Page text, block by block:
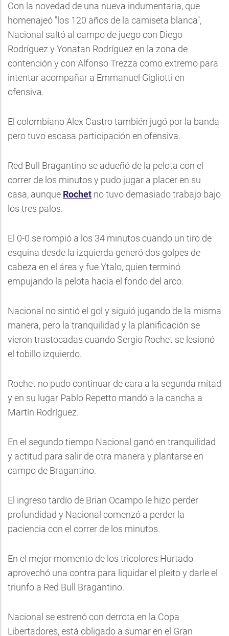
Con la novedad de una nueva indumentaria, que
homenajeó "los 120 años de la camiseta blanca",
Nacional saltó al campo de juego con Diego
Rodríguez y Yonatan Rodríguez en la zona de
contención y con Alfonso Trezza como extremo para
intentar acompañar a Emmanuel Gigliotti en
ofensiva.
El colombiano Alex Castro también jugó por la banda
pero tuvo escasa participación en ofensiva.
Red Bull Bragantino se adueñó de la pelota con el
correr de los minutos y pudo jugar a placer en su
casa, aunque Rochet no tuvo demasiado trabajo bajo
los tres palos.
El 0-0 se rompió a los 34 minutos cuando un tiro de
esquina desde la izquierda generó dos golpes de
cabeza en el área y fue Ytalo, quien terminó
empujando la pelota hacia el fondo del arco.
Nacional no sintió el gol y siguió jugando de la misma
manera, pero la tranquilidad y la planificación se
vieron trastocadas cuando Sergio Rochet se lesionó
el tobillo izquierdo.
Rochet no pudo continuar de cara a la segunda mitad
y en su lugar Pablo Repetto mandó a la cancha a
Martín Rodríguez.
En el segundo tiempo Nacional ganó en tranquilidad
y actitud para salir de otra manera y plantarse en
campo de Bragantino.
El ingreso tardío de Brian Ocampo le hizo perder
profundidad y Nacional comenzó a perder la
paciencia con el correr de los minutos.
En el mejor momento de los tricolores Hurtado
aprovechó una contra para liquidar el pleito y darle el
triunfo a Red Bull Bragantino.
Nacional se estrenó con derrota en la Copa
Libertadores, está obligado a sumar en el Gran